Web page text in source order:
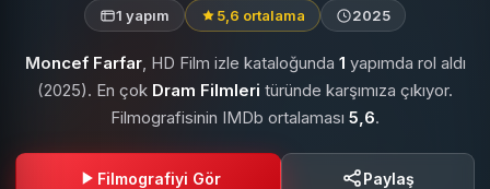
1 yapım 5,6 ortalama 2025
Moncef Farfar, HD Film izle kataloğunda 1 yapımda rol aldı
(2025). En çok Dram Filmleri türünde karşımıza çıkıyor.
Filmografisinin IMDb ortalaması 5,6.
Filmografiyi Gör Paylaş